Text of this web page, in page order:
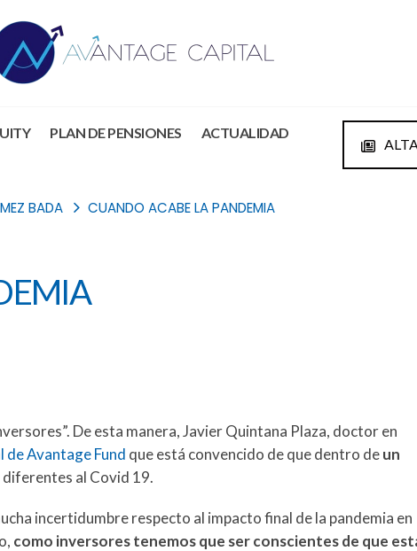
PLAN DE PENSIONES
ACTUALIDAD
BADA CUANDO ACABE LA PANDEMIA
De esta manera, Javier Quintana Plaza, doctor en
de Avantage Fund que está convencido de que dentro deun
al Covid 19.
incertidumbre respecto al impacto final de la pandemia en
como inversores tenemos que ser conscientes de que